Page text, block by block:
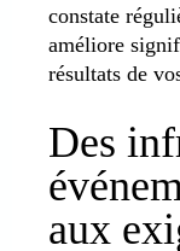
constate
améliore
résultats de
Des
aux